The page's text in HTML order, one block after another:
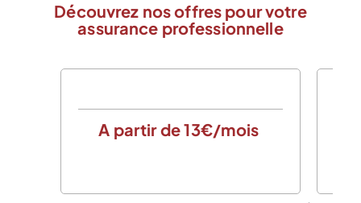
Découvrez nos offres pour votre
assurance professionnelle
A partir de 13€/mois